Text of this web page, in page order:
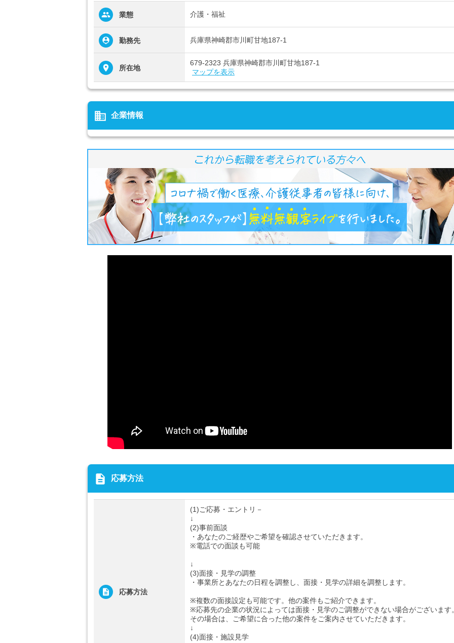
業態 介護・福祉
勤務先 兵庫県神崎郡市川町甘地187-1
所在地
679-2323 兵庫県神崎郡市川町甘地187-1
マップを表示
business 企業情報
description 応募方法
応募方法
(1)ご応募・エントリ－
↓
(2)事前面談
・あなたのご経歴やご希望を確認させていただきます。
※電話での面談も可能
↓
(3)面接・見学の調整
・事業所とあなたの日程を調整し、面接・見学の詳細を調整します。
※複数の面接設定も可能です。他の案件もご紹介できます。
※応募先の企業の状況によっては面接・見学のご調整ができない場合がございます
その場合は、ご希望に合った他の案件をご案内させていただきます。
↓
(4)面接・施設見学